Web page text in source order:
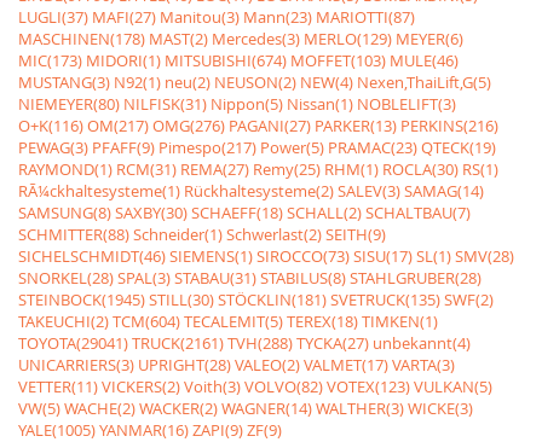
LUGLI(37) MAFI(27) Manitou(3) Mann(23) MARIOTTI(87)
MASCHINEN(178) MAST(2) Mercedes(3) MERLO(129) MEYER(6)
MIC(173) MIDORI(1) MITSUBISHI(674) MOFFET(103) MULE(46)
MUSTANG(3) N92(1) neu(2) NEUSON(2) NEW(4) Nexen,ThaiLift,G(5)
NIEMEYER(80) NILFISK(31) Nippon(5) Nissan(1) NOBLELIFT(3)
O+K(116)OM(217)OMG(276) PAGANI(27) PARKER(13) PERKINS(216)
PEWAG(3) PFAFF(9) Pimespo(217) Power(5) PRAMAC(23)QTECK(19)
RAYMOND(1) RCM(31) REMA(27) Remy(25) RHM(1) ROCLA(30) RS(1)
RÃ¼ckhaltesysteme(1) Rückhaltesysteme(2)SALEV(3)SAMAG(14)
SAMSUNG(8)SAXBY(30)SCHAEFF(18)SCHALL(2)SCHALTBAU(7)
SCHMITTER(88)Schneider(1)Schwerlast(2)SEITH(9)
SICHELSCHMIDT(46)SIEMENS(1)SIROCCO(73)SISU(17)SL(1)SMV(28)
SNORKEL(28)SPAL(3)STABAU(31)STABILUS(8)STAHLGRUBER(28)
STEINBOCK(1945)STILL(30)STÖCKLIN(181)SVETRUCK(135)SWF(2)
TAKEUCHI(2)TCM(604)TECALEMIT(5)TEREX(18)TIMKEN(1)
TOYOTA(29041)TRUCK(2161)TVH(288)TYCKA(27) unbekannt(4)
UNICARRIERS(3) UPRIGHT(28)VALEO(2)VALMET(17)VARTA(3)
VETTER(11)VICKERS(2)Voith(3)VOLVO(82)VOTEX(123)VULKAN(5)
VW(5)WACHE(2)WACKER(2)WAGNER(14)WALTHER(3)WICKE(3)
YALE(1005)YANMAR(16)ZAPI(9)ZF(9)